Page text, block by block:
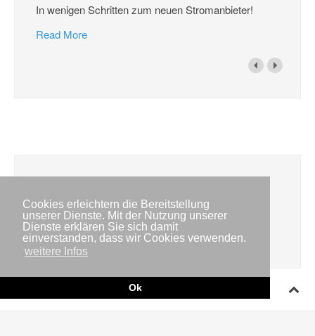
Cookies erleichtern die Bereitstellung
unserer Dienste. Mit der Nutzung unserer
Dienste erklären Sie sich damit
einverstanden, dass wir Cookies verwenden.
weitere Infos
Ok
In wenigen Schritten zum neuen Stromanbieter!
Read More
Die Veranstaltungen konnten nicht geladen werden,
bitte versuchen Sie es erneut!